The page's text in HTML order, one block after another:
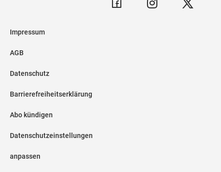
Impressum
AGB
Datenschutz
Barrierefreiheitserklärung
Abo kündigen
Datenschutzeinstellungen
anpassen